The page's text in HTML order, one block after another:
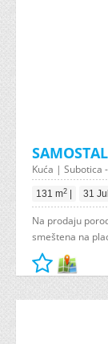
Kuća | Subotica
131 m2 31
Na prodaju
smeštena na